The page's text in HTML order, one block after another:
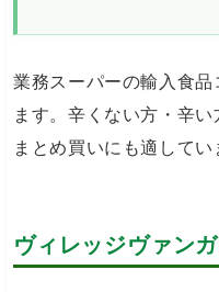
業務スーパーの輸入食
ます。辛くない方・辛
まとめ買いにも適してい
ヴィレッジヴァン